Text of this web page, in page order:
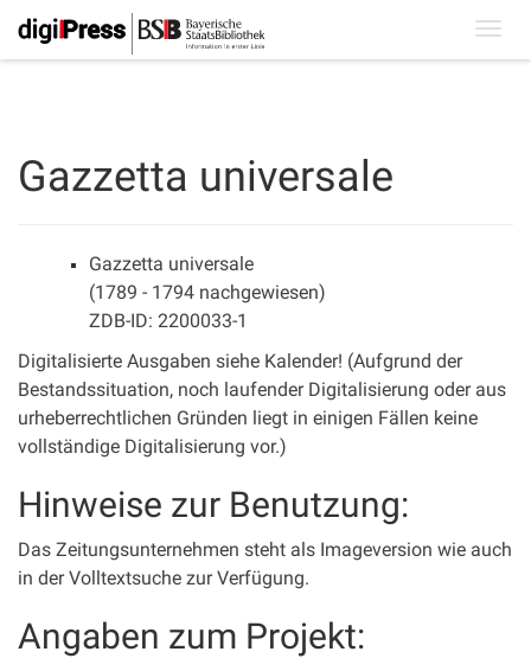
Gazzetta universale
Gazzetta universale
(1789 - 1794 nachgewiesen)
ZDB-ID: 2200033-1
Digitalisierte Ausgaben siehe Kalender! (Aufgrund der
Bestandssituation, noch laufender Digitalisierung oder aus
urheberrechtlichen Gründen liegt in einigen Fällen keine
vollständige Digitalisierung vor.)
Hinweise zur Benutzung:
Das Zeitungsunternehmen steht als Imageversion wie auch
in der Volltextsuche zur Verfügung.
Angaben zum Projekt: